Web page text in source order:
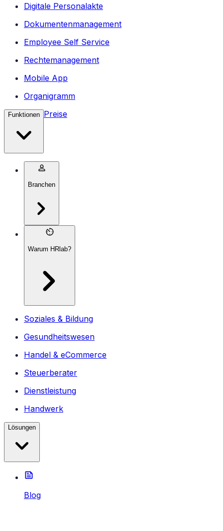
Digitale Personalakte
Dokumentenmanagement
Employee Self Service
Rechtemanagement
Mobile App
Organigramm
Funktionen Preise
Branchen
Warum HRlab?
Soziales & Bildung
Gesundheitswesen
Handel & eCommerce
Steuerberater
Dienstleistung
Handwerk
Lösungen
Blog